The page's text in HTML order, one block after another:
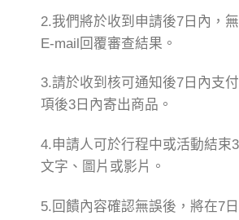
2.我們將於收到申請後7日內，
E-mail回覆審查結果。
3.請於收到核可通知後7日內支
項後3日內寄出商品。
4.申請人可於行程中或活動結束
文字、圖片或影片。
5.回饋內容確認無誤後，將在7